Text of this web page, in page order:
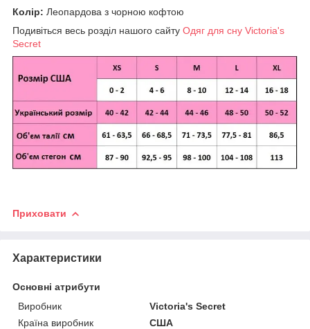
Колір: Леопардова з чорною кофтою
Подивіться весь розділ нашого сайту Одяг для сну Victoria's
Secret
Приховати
Характеристики
Основні атрибути
Виробник
Victoria's Secret
Країна виробник
США